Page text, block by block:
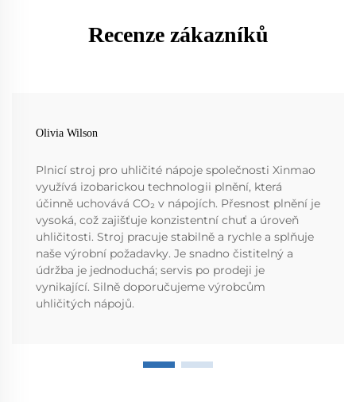
Recenze zákazníků
Olivia Wilson
Plnicí stroj pro uhličité nápoje společnosti Xinmao
využívá izobarickou technologii plnění, která
účinně uchovává CO₂ v nápojích. Přesnost plnění je
vysoká, což zajišťuje konzistentní chuť a úroveň
uhličitosti. Stroj pracuje stabilně a rychle a splňuje
naše výrobní požadavky. Je snadno čistitelný a
údržba je jednoduchá; servis po prodeji je
vynikající. Silně doporučujeme výrobcům
uhličitých nápojů.